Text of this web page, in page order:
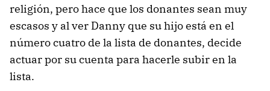
religión, pero hace que los donantes sean muy
escasos y al ver Danny que su hijo está en el
número cuatro de la lista de donantes, decide
actuar por su cuenta para hacerle subir en la
lista.